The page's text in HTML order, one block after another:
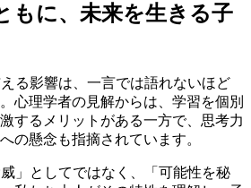
もに、未来を生きる子
る影響は、一言では語れないほど
心理学者の見解からは、学習を個別
するメリットがある一方で、思考力
の懸念も指摘されています。
」としてではなく、「可能性を秘